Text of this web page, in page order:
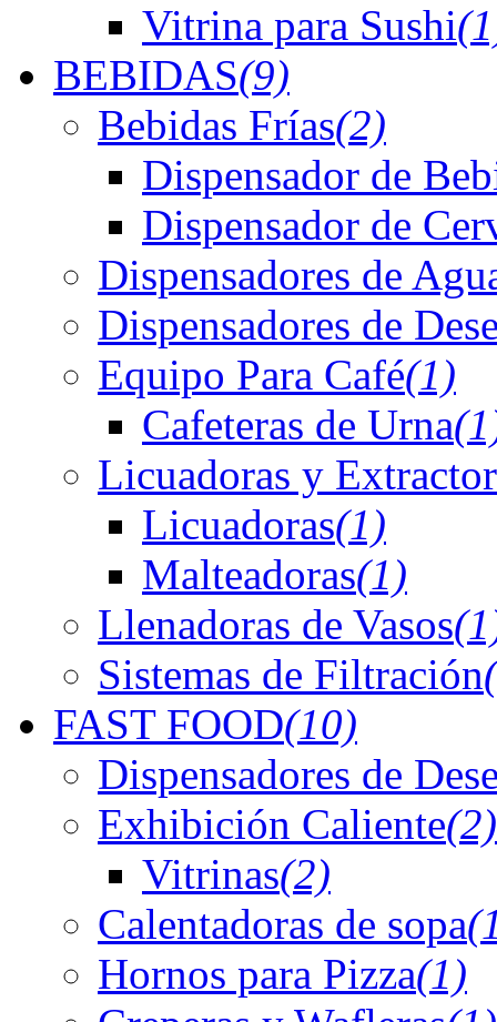
Vitrina para Sushi
BEBIDAS(9)
Bebidas Frías(2)
Dispensador de
Dispensador de
Dispensadores de
Dispensadores de
Equipo Para Café(1)
Cafeteras de Urna
Licuadoras y
Licuadoras(1)
Malteadoras(1)
Llenadoras de Vasos
Sistemas de Filtración
FAST FOOD(10)
Dispensadores de
Exhibición Caliente(2)
Vitrinas(2)
Calentadoras de sopa
Hornos para Pizza(1)